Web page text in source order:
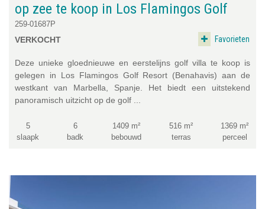
op zee te koop in Los Flamingos Golf
259-01687P
VERKOCHT Favorieten
Deze unieke gloednieuwe en eerstelijns golf villa te koop is
gelegen in Los Flamingos Golf Resort (Benahavis) aan de
westkant van Marbella, Spanje. Het biedt een uitstekend
panoramisch uitzicht op de golf ...
5
slaapk
6
badk
1409 m²
bebouwd
516 m²
terras
1369 m²
perceel